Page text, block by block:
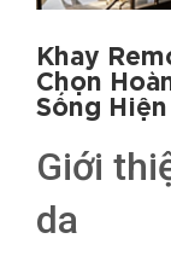
Khay
Chọn
Sống
Giới
da